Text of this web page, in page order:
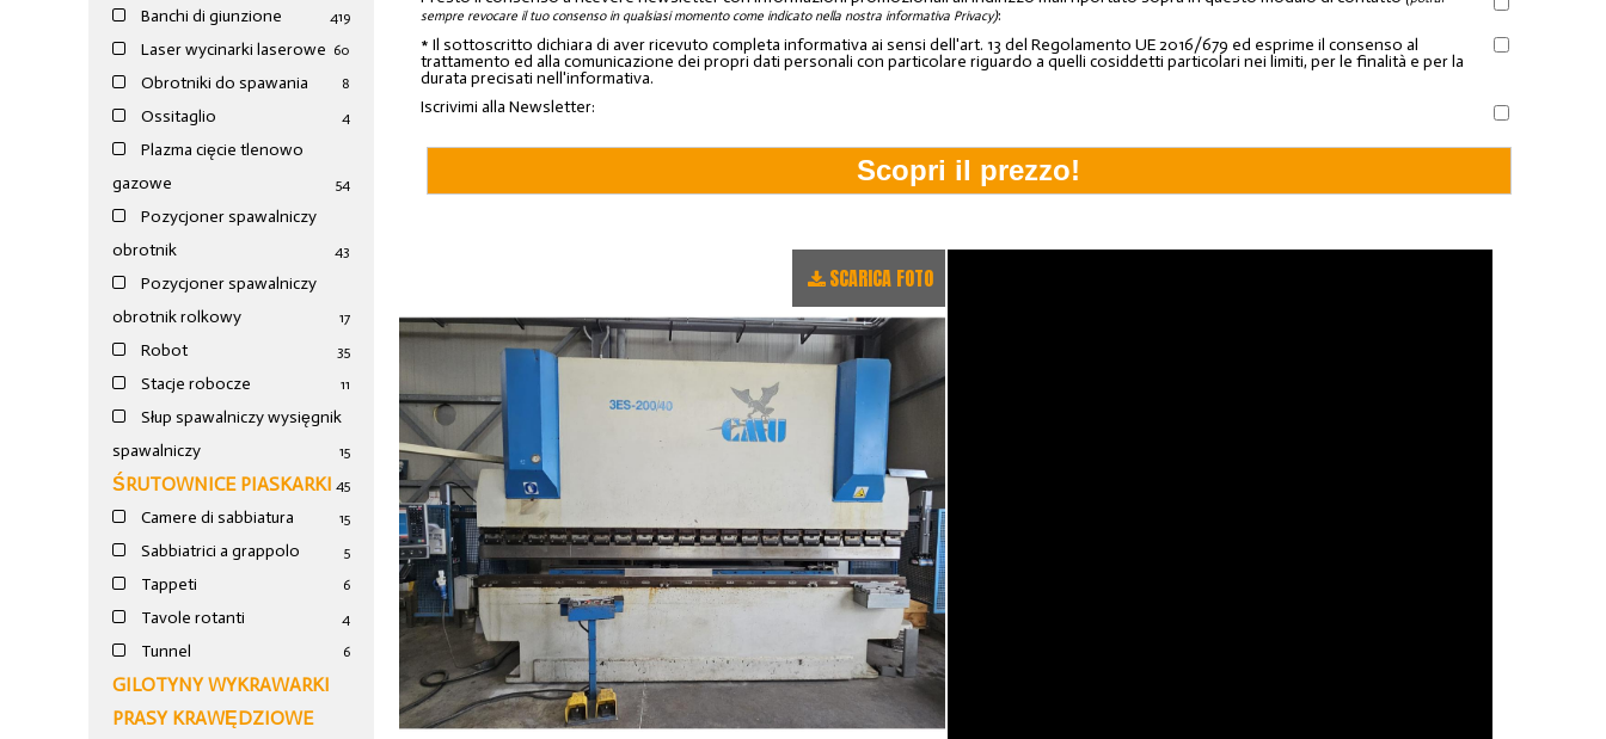
19
Banchi di giunzione 4
Laser wycinarki laserowe 60
Obrotniki do spawania 8
Ossitaglio 4
Plazma cięcie tlenowo
gazowe
54
Pozycjoner spawalniczy
obrotnik
43
Pozycjoner spawalniczy
obrotnik rolkowy
17
Robot 35
Stacje robocze 11
Słup spawalniczy wysięgnik
spawalniczy
15
ŚRUTOWNICE PIASKARKI 45
Camere di sabbiatura 15
Sabbiatrici a grappolo 5
Tappeti 6
Tavole rotanti 4
Tunnel 6
GILOTYNY WYKRAWARKI
PRASY KRAWĘDZIOWE
sempre revocare il tuo consenso in qualsiasi momento come indicato nella nostra informativa Privacy):
* Il sottoscritto dichiara di aver ricevuto completa informativa ai sensi dell'art. 13 del Regolamento UE 2016/679 ed esprime il consenso al
trattamento ed alla comunicazione dei propri dati personali con particolare riguardo a quelli cosiddetti particolari nei limiti, per le finalità e per la
durata precisati nell'informativa.
Iscrivimi alla Newsletter:
SCARICA FOTO